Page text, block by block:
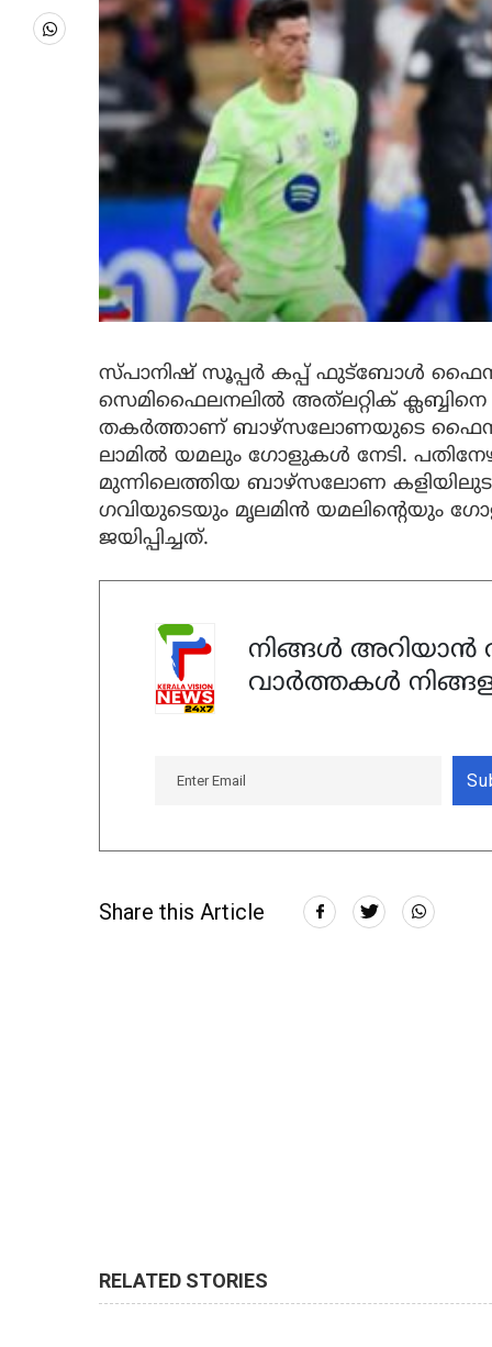
സ്പാനിഷ് സൂപ്പര്‍ കപ്പ് ഫുട്‌ബോള്‍
സെമിഫൈലനലില്‍ അത്‌ലറ്റിക്
തകര്‍ത്താണ് ബാഴ്‌സലോണയുടെ ഫൈനല്‍
ലാമില്‍ യമലും ഗോളുകള്‍ നേടി.
മുന്നിലെത്തിയ ബാഴ്‌സലോണ
ഗവിയുടെയും മൃലമിന്‍ യമലിന്റെയും
ജയിപ്പിച്ചത്.
നിങ്ങൾ അറിയാൻ
വാർത്തകൾ
Share this Article
RELATED STORIES